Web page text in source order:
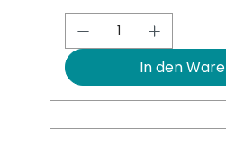
Produkt
In den